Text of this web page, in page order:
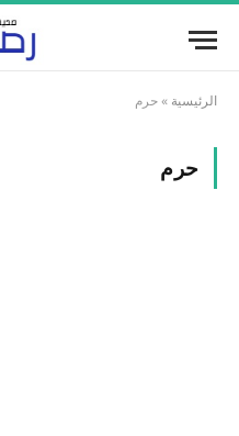
الرئيسية »حرم
حرم